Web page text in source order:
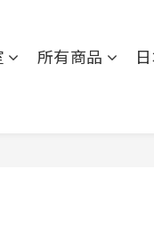
所有商品